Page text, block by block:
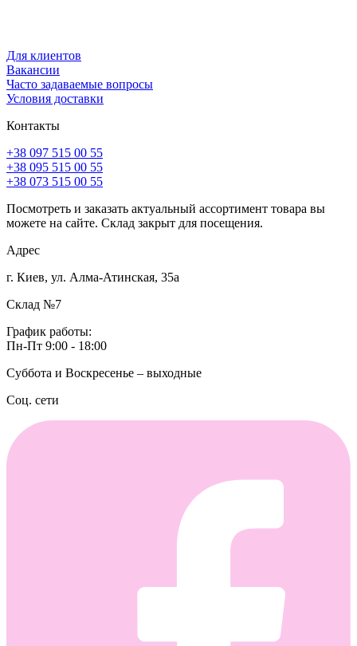
Для клиентов
Вакансии
Часто задаваемые вопросы
Условия доставки
Контакты
+38 097 515 00 55
+38 095 515 00 55
+38 073 515 00 55
Посмотреть и заказать актуальный ассортимент товара вы
можете на сайте. Склад закрыт для посещения.
Адрес
г. Киев, ул. Алма-Атинская, 35а
Склад №7
График работы:
Пн-Пт 9:00 - 18:00
Суббота и Воскресенье – выходные
Соц. сети